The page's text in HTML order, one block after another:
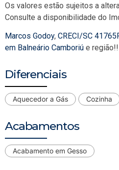
Os valores estão sujeitos a
Consulte a disponibilidade do
Marcos Godoy, CRECI/SC
em Balneário Camboriú e região!!
Diferenciais
Aquecedor a Gás Cozinha
Acabamentos
Acabamento em Gesso